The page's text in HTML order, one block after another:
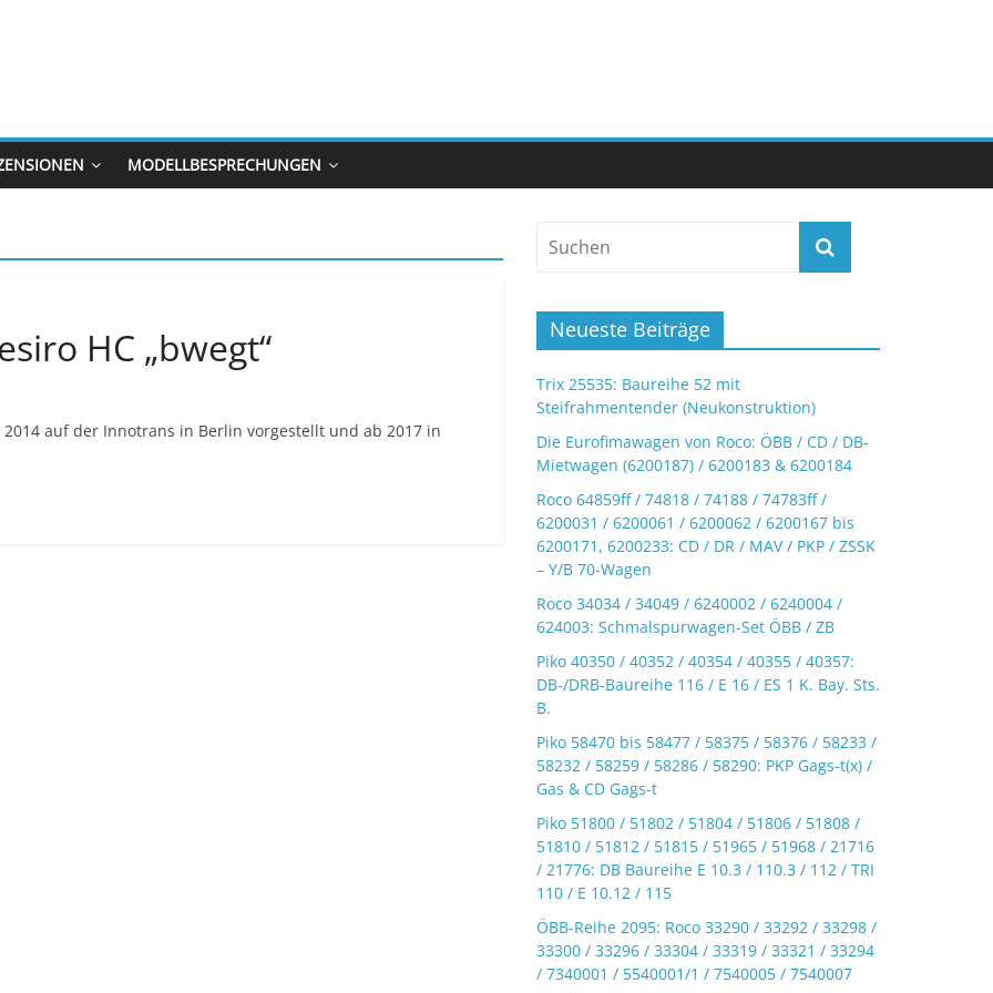
MODELLBESPRECHUNGEN
HC „bwegt“
auf der Innotrans in Berlin vorgestellt und ab 2017 in
Neueste Beiträge
Trix 25535: Baureihe 52 mit
Steifrahmentender (Neukonstruktion)
Die Eurofimawagen von Roco: ÖBB / CD / DB-
Mietwagen (6200187) / 6200183 & 6200184
Roco 64859ff / 74818 / 74188 / 74783ff /
6200031 / 6200061 / 6200062 / 6200167 bis
6200171, 6200233: CD / DR / MAV / PKP / ZSSK
– Y/B 70-Wagen
Roco 34034 / 34049 / 6240002 / 6240004 /
624003: Schmalspurwagen-Set ÖBB / ZB
Piko 40350 / 40352 / 40354 / 40355 / 40357:
DB-/DRB-Baureihe 116 / E 16 / ES 1 K. Bay. Sts.
B.
Piko 58470 bis 58477 / 58375 / 58376 / 58233 /
58232 / 58259 / 58286 / 58290: PKP Gags-t(x) /
Gas & CD Gags-t
Piko 51800 / 51802 / 51804 / 51806 / 51808 /
51810 / 51812 / 51815 / 51965 / 51968 / 21716
/ 21776: DB Baureihe E 10.3 / 110.3 / 112 / TRI
110 / E 10.12 / 115
ÖBB-Reihe 2095: Roco 33290 / 33292 / 33298 /
33300 / 33296 / 33304 / 33319 / 33321 / 33294
/ 7340001 / 5540001/1 / 7540005 / 7540007